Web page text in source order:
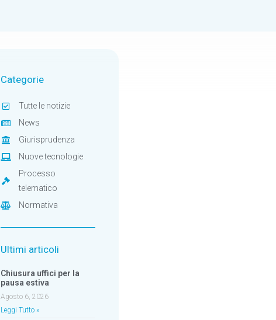
Categorie
Tutte le notizie
News
Giurisprudenza
Nuove tecnologie
Processo
telematico
Normativa
Ultimi articoli
Chiusura uffici per la
pausa estiva
Agosto 6, 2026
Leggi Tutto »